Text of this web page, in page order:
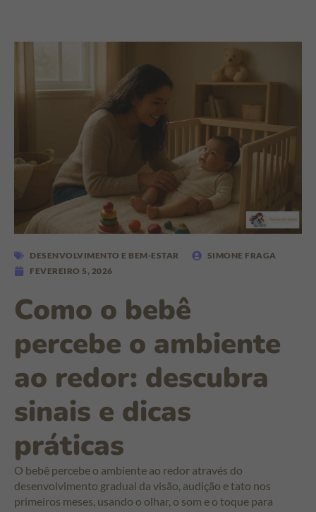
DESENVOLVIMENTO E BEM-ESTAR
SIMONE FRAGA
FEVEREIRO 5, 2026
Como o bebê
percebe o ambiente
ao redor: descubra
sinais e dicas
práticas
O bebê percebe o ambiente ao redor através do
desenvolvimento gradual da visão, audição e tato nos
primeiros meses, usando o olhar, o som e o toque para